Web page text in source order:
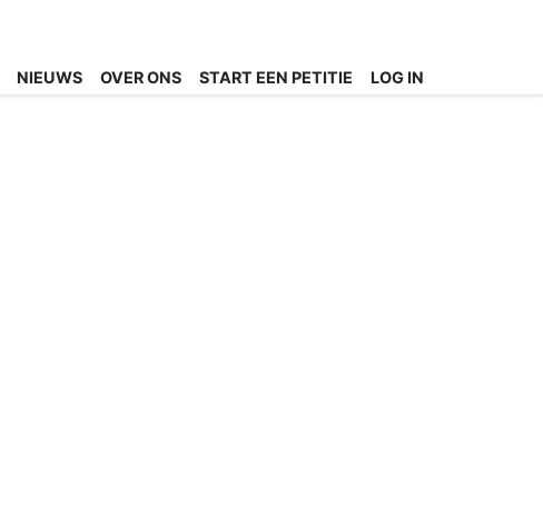
NIEUWS OVER ONS START EEN PETITIE LOG IN